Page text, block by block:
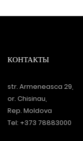
КОНТАКТЫ
str. Armeneasca 29,
or. Chisinau,
Rep. Moldova
Tel: +373 78883000